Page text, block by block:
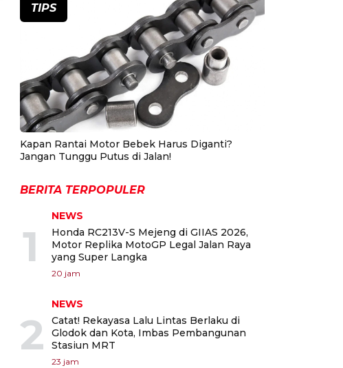
TIPS
Kapan Rantai Motor Bebek Harus Diganti?
Jangan Tunggu Putus di Jalan!
BERITA TERPOPULER
1
NEWS
Honda RC213V-S Mejeng di GIIAS 2026,
Motor Replika MotoGP Legal Jalan Raya
yang Super Langka
20 jam
2
NEWS
Catat! Rekayasa Lalu Lintas Berlaku di
Glodok dan Kota, Imbas Pembangunan
Stasiun MRT
23 jam